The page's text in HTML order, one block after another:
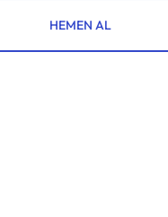
HEMEN AL